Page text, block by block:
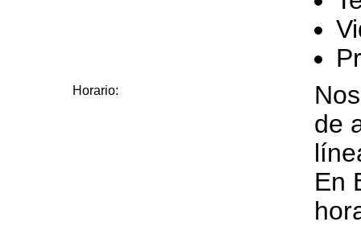
Horario:
de
En